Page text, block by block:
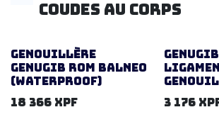
coudes au corps
Genouillère
GENUGIB ROM BALNEO
(Waterproof)
18 366 XPF
Genugib
3 176